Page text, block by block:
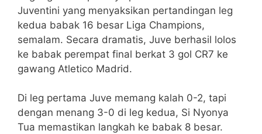
Juventini yang menyaksikan pertandingan leg
kedua babak 16 besar Liga Champions,
semalam. Secara dramatis, Juve berhasil lolos
ke babak perempat final berkat 3 gol CR7 ke
gawang Atletico Madrid.
Di leg pertama Juve memang kalah 0-2, tapi
dengan menang 3-0 di leg kedua, Si Nyonya
Tua memastikan langkah ke babak 8 besar.